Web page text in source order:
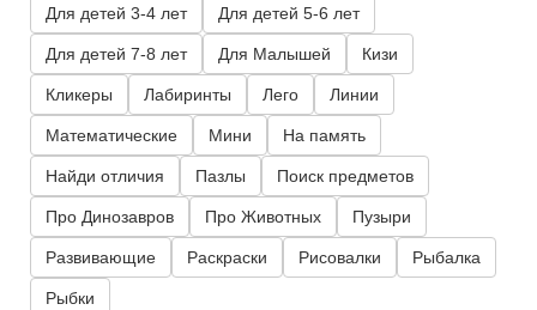
Для детей 3-4 лет Для детей 5-6 лет
Для детей 7-8 лет Для Малышей Кизи
Кликеры Лабиринты Лего Линии
Математические Мини На память
Найди отличия Пазлы Поиск предметов
Про Динозавров Про Животных Пузыри
Развивающие Раскраски Рисовалки Рыбалка
Рыбки